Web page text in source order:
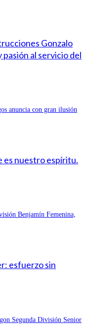
Gonzalo
pasión al servicio del
anuncia con gran ilusión
es nuestro espíritu.
Benjamín Femenina,
esfuerzo sin
Segunda División Senior